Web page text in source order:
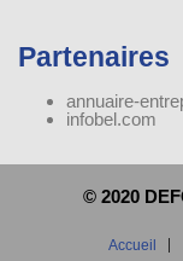
Partenaires
annuaire-
infobel.com
© 2020
Accueil